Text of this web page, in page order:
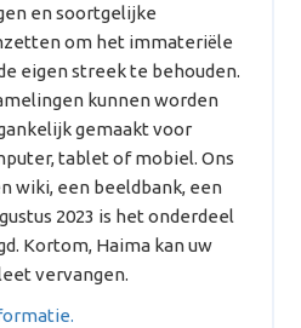
en soortgelijke
om het immateriële
eigen streek te behouden.
kunnen worden
gemaakt voor
tablet of mobiel. Ons
wiki, een beeldbank, een
2023 is het onderdeel
Kortom, Haima kan uw
vervangen.